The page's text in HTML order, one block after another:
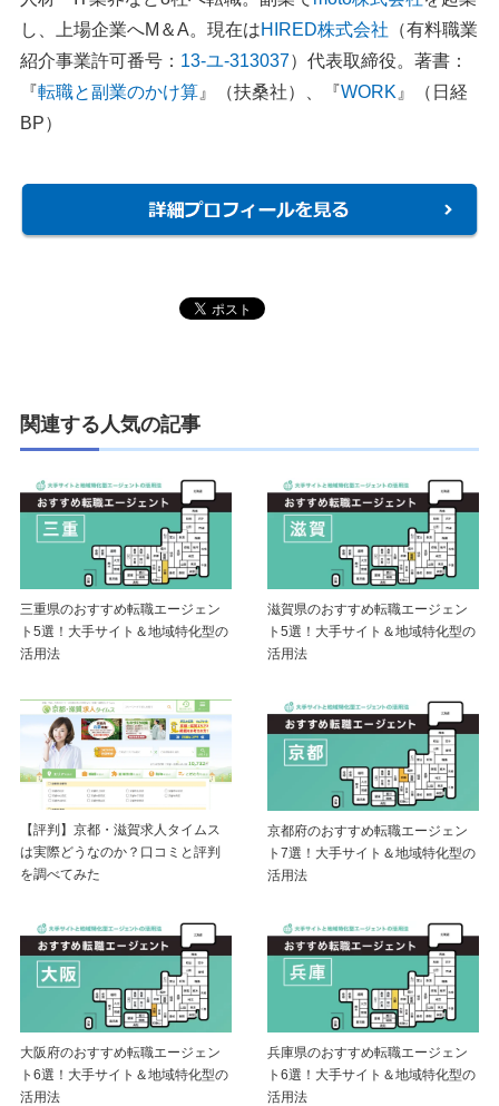
し、上場企業へM＆A。現在はHIRED株式会社 （有料職業
紹介事業許可番号： 13-ユ-313037）代表取締役。著書：
『転職と副業のかけ算 』（扶桑社）、『WORK 』（日経
BP）
関連する人気の記事
三重県のおすすめ転職エージェン
ト5選！大手サイト＆地域特化型の
活用法
滋賀県のおすすめ転職エージェン
ト5選！大手サイト＆地域特化型の
活用法
【評判】京都・滋賀求人タイムス
は実際どうなのか？口コミと評判
を調べてみた
京都府のおすすめ転職エージェン
ト7選！大手サイト＆地域特化型の
活用法
大阪府のおすすめ転職エージェン
ト6選！大手サイト＆地域特化型の
活用法
兵庫県のおすすめ転職エージェン
ト6選！大手サイト＆地域特化型の
活用法